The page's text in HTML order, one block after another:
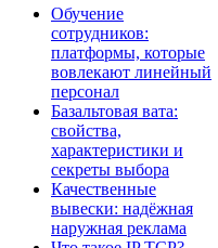
Обучение
сотрудников:
платформы, которые
вовлекают линейный
персонал
Базальтовая вата:
свойства,
характеристики и
секреты выбора
Качественные
вывески: надёжная
наружная реклама